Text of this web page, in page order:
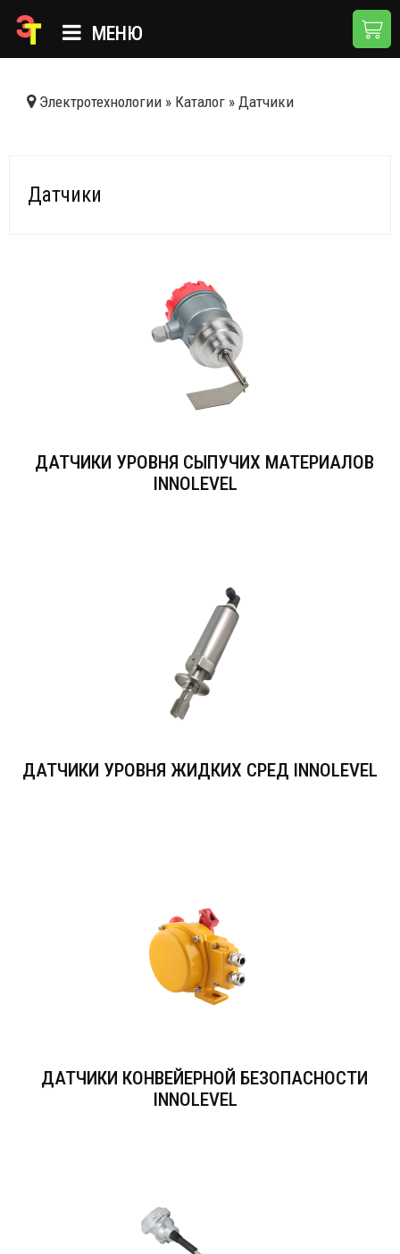
МЕНЮ
ПРИМЕНЕНИЯ
Электротехнологии » Каталог » Датчики
Датчики
ДАТЧИКИ УРОВНЯ СЫПУЧИХ МАТЕРИАЛОВ
INNOLEVEL
ДАТЧИКИ УРОВНЯ ЖИДКИХ СРЕД INNOLEVEL
ДАТЧИКИ КОНВЕЙЕРНОЙ БЕЗОПАСНОСТИ
INNOLEVEL